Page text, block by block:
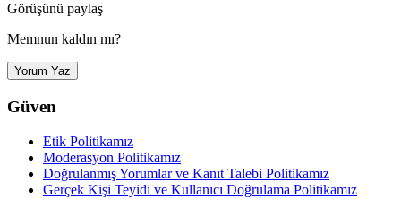
Görüşünü paylaş
Memnun kaldın mı?
Yorum Yaz
Güven
Etik Politikamız
Moderasyon Politikamız
Doğrulanmış Yorumlar ve Kanıt Talebi Politikamız
Gerçek Kişi Teyidi ve Kullanıcı Doğrulama Politikamız